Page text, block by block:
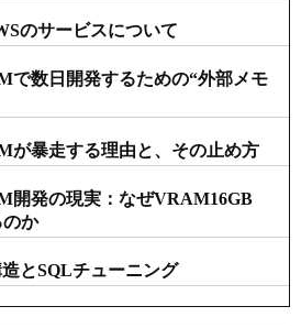
事業拡大のため、本社を千代田区九
段北に移転
テクマトリックス株式会社様 お取
引開始
のサービスについて
で数日開発するための“外部メモ
が暴走する理由と、その止め方
開発の現実：なぜVRAM16GB
のか
とSQLチューニング